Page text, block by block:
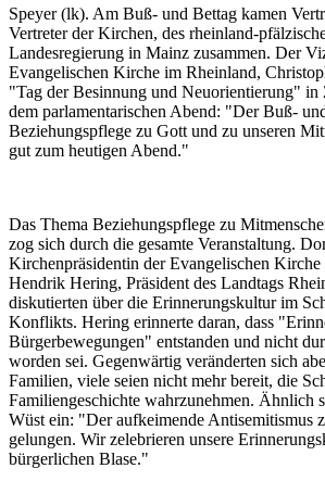
Speyer (lk). Am Buß- und Bettag kamen
Vertreter der Kirchen, des rheinland-
Landesregierung in Mainz zusammen. Der
Evangelischen Kirche im Rheinland,
"Tag der Besinnung und Neuorientierung" in
dem parlamentarischen Abend: "Der Buß-
Beziehungspflege zu Gott und zu unseren
gut zum heutigen Abend."
Das Thema Beziehungspflege zu
zog sich durch die gesamte Veranstaltung.
Kirchenpräsidentin der Evangelischen Kirche
Hendrik Hering, Präsident des Landtags
diskutierten über die Erinnerungskultur im
Konflikts. Hering erinnerte daran, dass
Bürgerbewegungen" entstanden und nicht
worden sei. Gegenwärtig veränderten sich
Familien, viele seien nicht mehr bereit, die
Familiengeschichte wahrzunehmen. Ähnlich
Wüst ein: "Der aufkeimende Antisemitismus
gelungen. Wir zelebrieren unsere
bürgerlichen Blase."